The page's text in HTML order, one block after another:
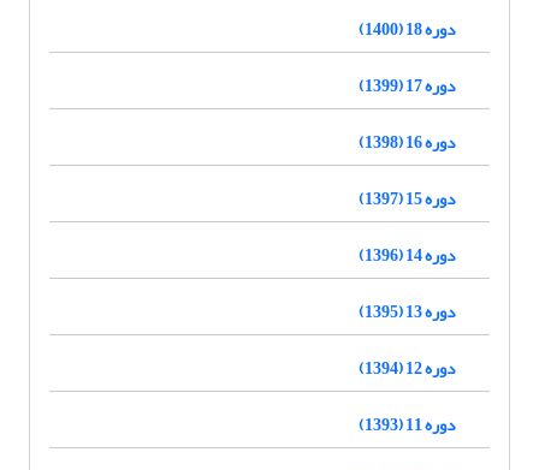
دوره 18 (1400)
دوره 17 (1399)
دوره 16 (1398)
دوره 15 (1397)
دوره 14 (1396)
دوره 13 (1395)
دوره 12 (1394)
دوره 11 (1393)